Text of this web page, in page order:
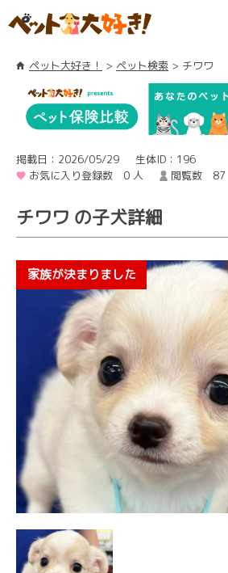
ペット大好き！ ペット検索 チワワ
掲載日：2026/05/29
生体ID：196
お気に入り登録数 0 人
閲覧数 87
チワワ の子犬詳細